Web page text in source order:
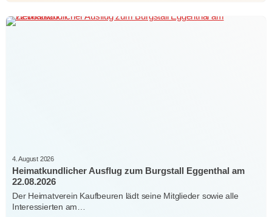
4. August 2026
Heimatkundlicher Ausflug zum Burgstall Eggenthal am
22.08.2026
Der Heimatverein Kaufbeuren lädt seine Mitglieder sowie alle
Interessierten am…